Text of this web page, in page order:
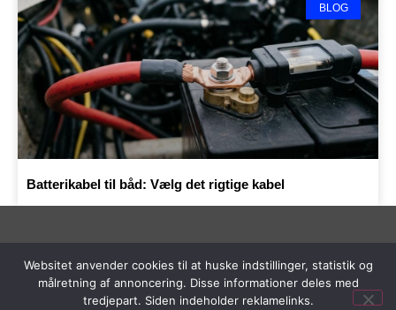
BLOG
Batterikabel til båd: Vælg det rigtige kabel
Copyright © 2023 Sejlerlinks.dk |Cookie- og privatlivspolitik
| Om | Siden indeholder reklamelinks
Websitet anvender cookies til at huske indstillinger, statistik og
målretning af annoncering. Disse informationer deles med
tredjepart. Siden indeholder reklamelinks.